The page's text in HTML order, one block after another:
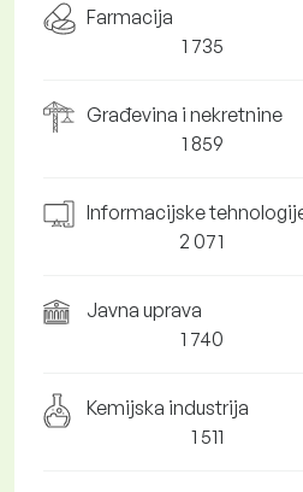
Farmacija
1 735
Građevina i nekretnine
1 859
Informacijske
2 071
Javna uprava
1 740
Kemijska industrija
1 511